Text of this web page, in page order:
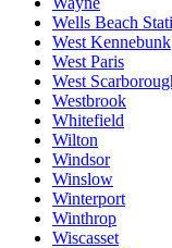
Wells Beach
West Kennebunk
West Paris
West
Westbrook
Whitefield
Wilton
Windsor
Winslow
Winterport
Winthrop
Wiscasset